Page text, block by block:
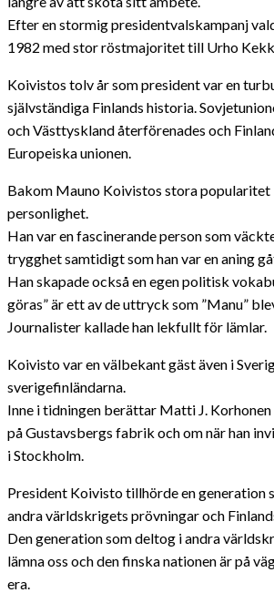
Efter en stormig presidentvalskampanj
1982 med stor röstmajoritet till Urho
Koivistos tolv år som president var en
självständiga Finlands historia.
och Västtyskland återförenades och
Europeiska unionen.
Bakom Mauno Koivistos stora popularitet
personlighet.
Han var en fascinerande person som
trygghet samtidigt som han var en aning
Han skapade också en egen politisk
göras” är ett av de uttryck som ”Manu”
Journalister kallade han lekfullt för lämlar.
Koivisto var en välbekant gäst även i
sverigefinländarna.
Inne i tidningen berättar Matti J.
på Gustavsbergs fabrik och om när han
i Stockholm.
President Koivisto tillhörde en generation
andra världskrigets prövningar och
Den generation som deltog i andra
lämna oss och den finska nationen är på
era.